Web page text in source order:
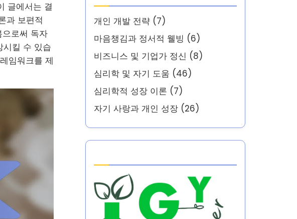
글에서는 결
과 보편적
로써 독자
시킬 수 있습
임워크를 제
개인 개발 전략 (7)
마음챙김과 정서적 웰빙 (6)
비즈니스 및 기업가 정신 (8)
심리학 및 자기 도움 (46)
심리학적 성장 이론 (7)
자기 사랑과 개인 성장 (26)